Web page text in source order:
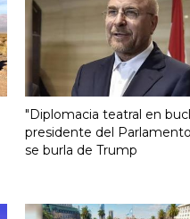
"Diplomacia teatral en
presidente del
se burla de Trump